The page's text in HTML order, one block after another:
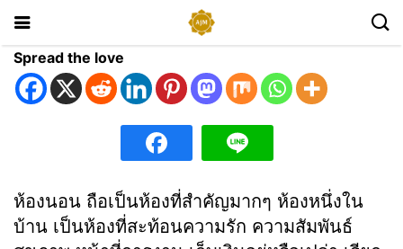
Spread the love
ห้องนอน ถือเป็นห้องที่สำคัญมากๆ ห้องหนึ่งใน
บ้าน เป็นห้องที่สะท้อนความรัก ความสัมพันธ์